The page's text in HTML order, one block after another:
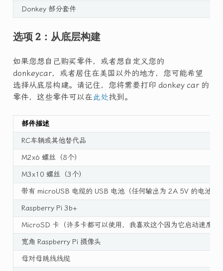
Donkey 部分套件
选项 2：从底层构建
如果您想自己购买零件，或者想自定义您的
donkeycar，或者居住在美国以外的地方，您可能希望
选择从底层构建。请记住，您将需要打印 donkey car 的
零件，这些零件可以在此处找到。
部件描述
RC车辆或其他替代品
M2x6 螺丝（8个）
M3x10 螺丝（3个）
带有 microUSB 电缆的 USB 电池（任何输出为 2A 5V 的电池均
Raspberry Pi 3b+
MicroSD 卡（许多卡都可以使用，我喜欢这个因为它启动速度快
宽角 Raspberry Pi 摄像头
母对母跳线线缆